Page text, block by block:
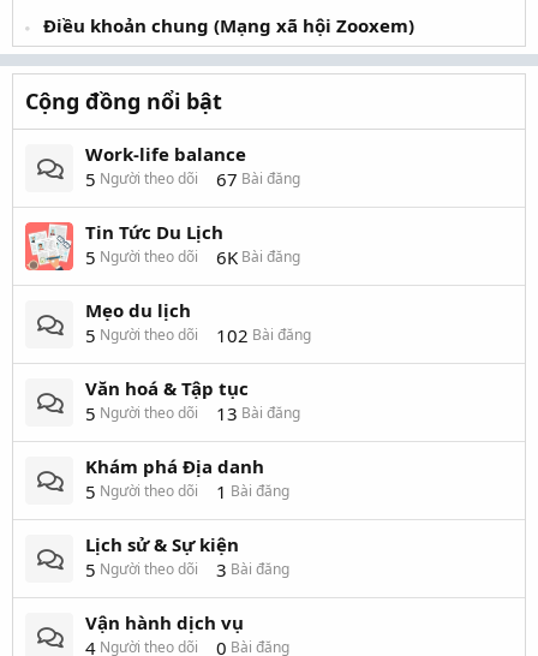
Điều khoản chung (Mạng xã hội Zooxem)
Cộng đồng nổi bật
Work-life balance
5 Người theo dõi 67 Bài đăng
Tin Tức Du Lịch
5 Người theo dõi 6K Bài đăng
Mẹo du lịch
5 Người theo dõi 102 Bài đăng
Văn hoá & Tập tục
5 Người theo dõi 13 Bài đăng
Khám phá Địa danh
5 Người theo dõi 1 Bài đăng
Lịch sử & Sự kiện
5 Người theo dõi 3 Bài đăng
Vận hành dịch vụ
4 Người theo dõi 0 Bài đăng